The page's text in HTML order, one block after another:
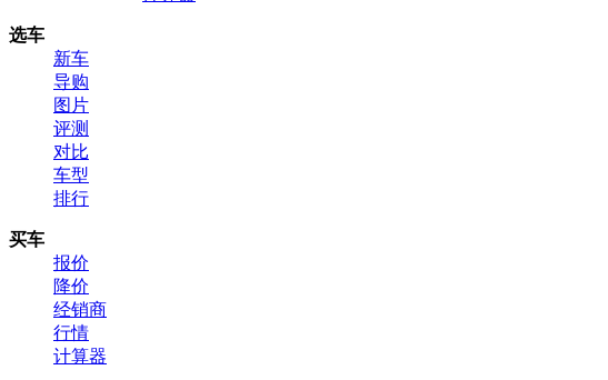
选车
新车
导购
图片
评测
对比
车型
排行
买车
报价
降价
经销商
行情
计算器